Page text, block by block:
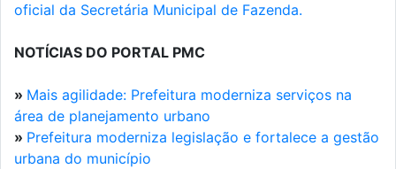
oficial da Secretária Municipal de Fazenda.
NOTÍCIAS DO PORTAL PMC
» Mais agilidade: Prefeitura moderniza serviços na
área de planejamento urbano
» Prefeitura moderniza legislação e fortalece a gestão
urbana do município